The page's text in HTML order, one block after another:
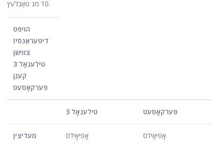
10 מג טאַבלעץ.
הויפּט
דיפעראַנסיז
צווישן
טילענאָל 3
קעגן
פּערקאָסעט
טילענאָל 3 פּערקאָסעט
מעדיצין
אָפּיאָידס
אָפּיאָידס